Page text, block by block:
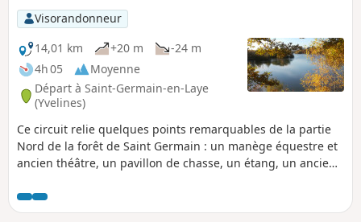
Visorandonneur
14,01 km
+20 m
-24 m
4h 05
Moyenne
Départ à Saint-Germain-en-Laye
(Yvelines)
Ce circuit relie quelques points remarquables de la partie
Nord de la forêt de Saint Germain : un manège équestre et
ancien théâtre, un pavillon de chasse, un étang, un ancien
difficultés particulières, sinon de faire attention aux
cavaliers, nombreux le week-end (priorité aux chevaux).